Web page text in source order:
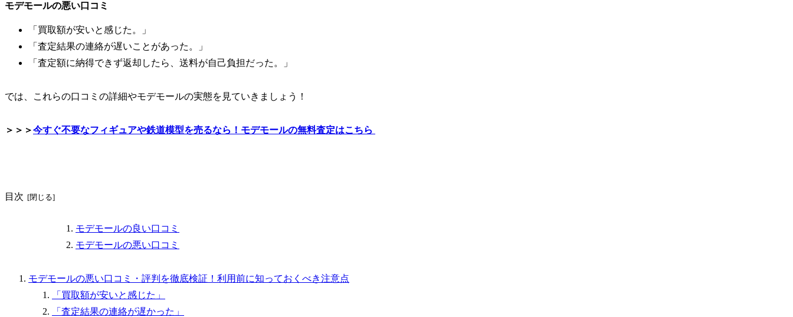
モデモールの悪い口コミ
「買取額が安いと感じた。」
「査定結果の連絡が遅いことがあった。」
「査定額に納得できず返却したら、送料が自己負担だった。」
では、これらの口コミの詳細やモデモールの実態を見ていきましょう！
＞＞＞今すぐ不要なフィギュアや鉄道模型を売るなら！モデモールの無料査定はこちら
目次
モデモールの良い口コミ
モデモールの悪い口コミ
モデモールの悪い口コミ・評判を徹底検証！利用前に知っておくべき注意点
「買取額が安いと感じた」
「査定結果の連絡が遅かった」